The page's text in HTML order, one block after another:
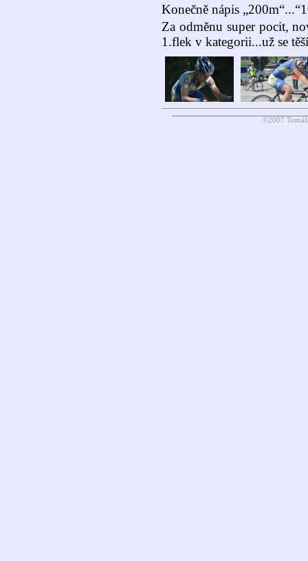
Konečně nápis
Za odměnu super pocit,
1.flek v kategorii...už se
©2007